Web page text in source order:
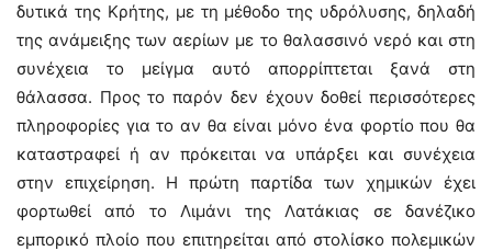
δυτικά της Κρήτης, με τη μέθοδο της υδρόλυσης, δηλαδή
της ανάμειξης των αερίων με το θαλασσινό νερό και στη
συνέχεια το μείγμα αυτό απορρίπτεται ξανά στη
θάλασσα. Προς το παρόν δεν έχουν δοθεί περισσότερες
πληροφορίες για το αν θα είναι μόνο ένα φορτίο που θα
καταστραφεί ή αν πρόκειται να υπάρξει και συνέχεια
στην επιχείρηση. Η πρώτη παρτίδα των χημικών έχει
φορτωθεί από το Λιμάνι της Λατάκιας σε δανέζικο
εμπορικό πλοίο που επιτηρείται από στολίσκο πολεμικών